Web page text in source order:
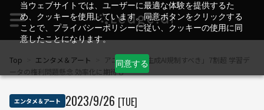
当ウェブサイトでは、ユーザーに最適な体験を提供するた
め、クッキーを使用しています。同意ボタンをクリックする
ことで、プライバシーポリシーに従い、クッキーの使用に同
意したことになります。
同意する
Top エンタメ＆アート
アニメ業界「生成AI規制すべき」7割超 学習デ
ータの権利問題懸念 効率化に期待も
エンタメ＆アート 2023/9/26 [TUE]